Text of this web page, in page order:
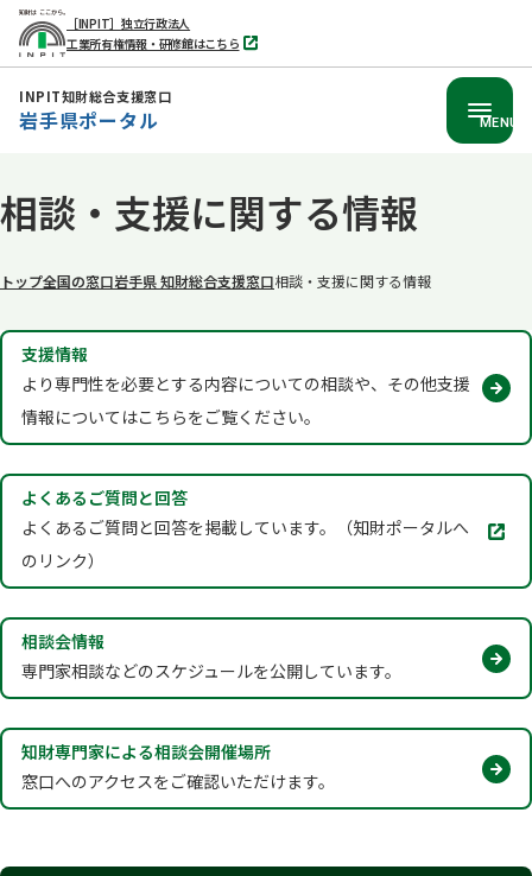
文
へ
［INPIT］独立行政法人
工業所有権情報・研修館はこちら
別
タ
INPIT知財総合支援窓口
岩手県ポータル MENU
相談・支援に関する情報
トップ全国の窓口岩手県 知財総合支援窓口相談・支援に関する情報
支援情報
より専門性を必要とする内容についての相談や、その他支援
情報についてはこちらをご覧ください。
よくあるご質問と回答
よくあるご質問と回答を掲載しています。（知財ポータルへ
のリンク）
別
開
く
相談会情報
専門家相談などのスケジュールを公開しています。
知財専門家による相談会開催場所
窓口へのアクセスをご確認いただけます。